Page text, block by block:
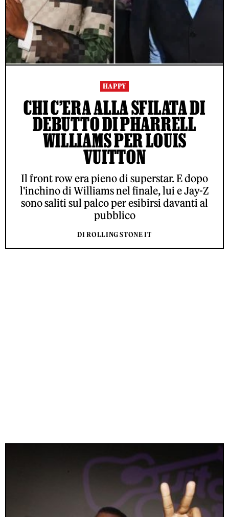
HAPPY
CHI C’ERA ALLA SFILATA DI
DEBUTTO DI PHARRELL
WILLIAMS PER LOUIS
VUITTON
Il front row era pieno di superstar. E dopo
l'inchino di Williams nel finale, lui e Jay-Z
sono saliti sul palco per esibirsi davanti al
pubblico
DI ROLLING STONE IT